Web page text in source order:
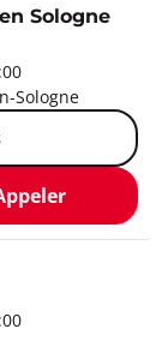
Sologne
Sologne